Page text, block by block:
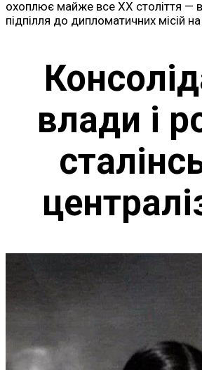
охоплює майже все ХХ століття —
підпілля до дипломатичних місій
влади і